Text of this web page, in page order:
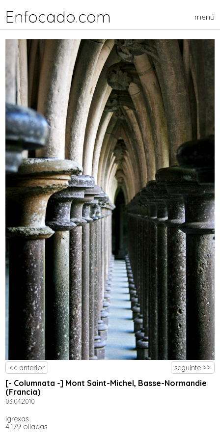
Enfocado.com menú
<< anterior seguinte >>
[- Columnata -] Mont Saint-Michel, Basse-Normandie
(Francia)
03.04.2010
igrexas
4.179 olladas